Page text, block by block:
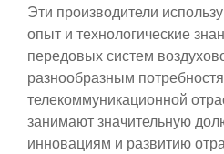
Эти производители
опыт и технологические
передовых систем
разнообразным
телекоммуникационной
занимают значительную
инновациям и развитию